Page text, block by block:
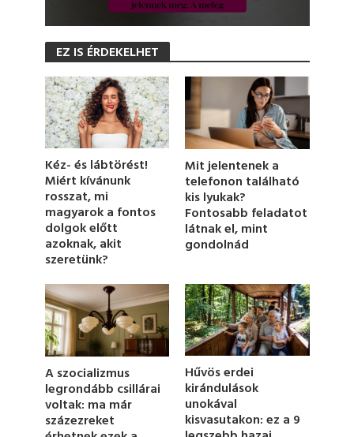
s
o
n
d
s
o
f
m
i
n
u
t
e
,
3
e
c
o
n
d
s
EZ IS ÉRDEKELHET
Kéz- és lábtörést!
Miért kívánunk
rosszat, mi
magyarok a fontos
dolgok előtt
azoknak, akit
szeretünk?
Mit jelentenek a
telefonon található
kis lyukak?
Fontosabb feladatot
látnak el, mint
gondolnád
A szocializmus
legrondább csillárai
voltak: ma már
százezreket
Hűvös erdei
kirándulások
unokával
kisvasutakon: ez a 9